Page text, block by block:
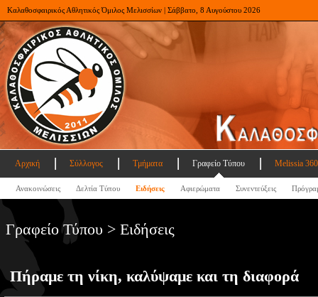
Καλαθοσφαιρικός Αθλητικός Όμιλος Μελισσίων | Σάββατο, 8 Αυγούστου 2026
Αρχική Σύλλογος Τμήματα Γραφείο Τύπου Melissia
Ανακοινώσεις Δελτία Τύπου Ειδήσεις Αφιερώματα Συνεντεύξεις
Γραφείο Τύπου > Ειδήσεις
Πήραμε τη νίκη, καλύψαμε και τη διαφορά